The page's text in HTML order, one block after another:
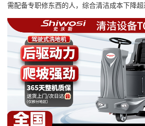
需配备专职修东西的人，综合清洁成本下降超